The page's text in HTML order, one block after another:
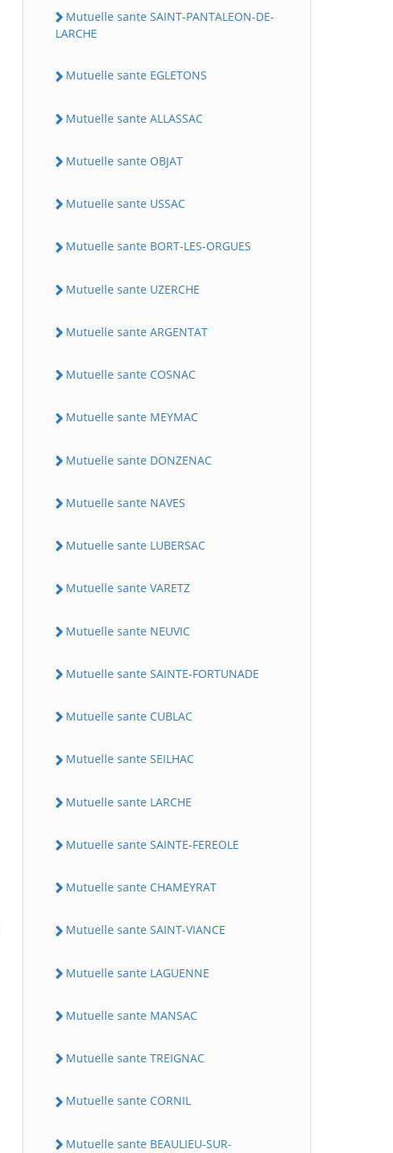
Mutuelle sante SAINT-PANTALEON-DE-
LARCHE
Mutuelle sante EGLETONS
Mutuelle sante ALLASSAC
Mutuelle sante OBJAT
Mutuelle sante USSAC
Mutuelle sante BORT-LES-ORGUES
Mutuelle sante UZERCHE
Mutuelle sante ARGENTAT
Mutuelle sante COSNAC
Mutuelle sante MEYMAC
Mutuelle sante DONZENAC
Mutuelle sante NAVES
Mutuelle sante LUBERSAC
Mutuelle sante VARETZ
Mutuelle sante NEUVIC
Mutuelle sante SAINTE-FORTUNADE
Mutuelle sante CUBLAC
Mutuelle sante SEILHAC
Mutuelle sante LARCHE
Mutuelle sante SAINTE-FEREOLE
Mutuelle sante CHAMEYRAT
Mutuelle sante SAINT-VIANCE
Mutuelle sante LAGUENNE
Mutuelle sante MANSAC
Mutuelle sante TREIGNAC
Mutuelle sante CORNIL
Mutuelle sante BEAULIEU-SUR-